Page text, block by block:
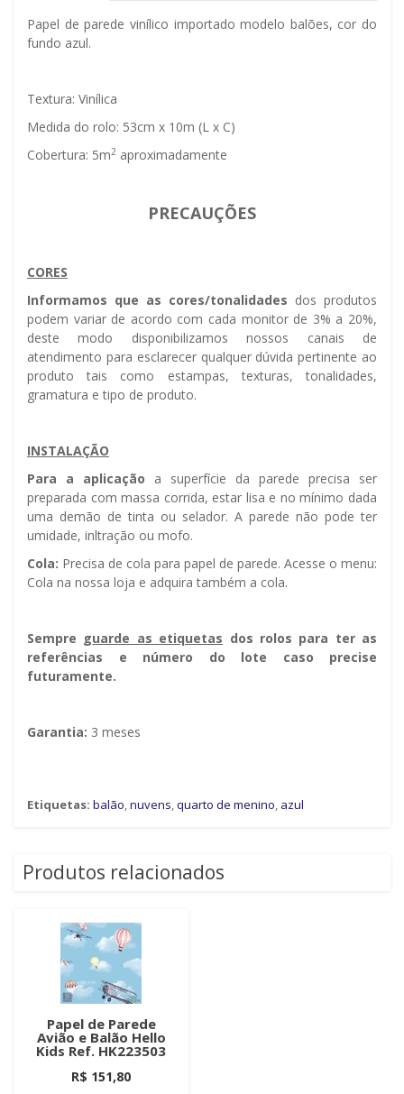
Papel de parede vinílico importado modelo balões, cor do
fundo azul.
Textura: Vinílica
Medida do rolo: 53cm x 10m (L x C)
Cobertura: 5m2 aproximadamente
PRECAUÇÕES
CORES
Informamos que as cores/tonalidades dos produtos
podem variar de acordo com cada monitor de 3% a 20%,
deste modo disponibilizamos nossos canais de
atendimento para esclarecer qualquer dúvida pertinente ao
produto tais como estampas, texturas, tonalidades,
gramatura e tipo de produto.
INSTALAÇÃO
Para a aplicação a superfície da parede precisa ser
preparada com massa corrida, estar lisa e no mínimo dada
uma demão de tinta ou selador. A parede não pode ter
umidade, infiltração ou mofo.
Cola: Precisa de cola para papel de parede. Acesse o menu:
Cola na nossa loja e adquira também a cola.
Sempre guarde as etiquetas dos rolos para ter as
referências e número do lote caso precise
futuramente.
Garantia: 3 meses
Etiquetas: balão,nuvens,quarto de menino, azul
Produtos relacionados
Papel de Parede
Avião e Balão Hello
Kids Ref. HK223503
R$ 151,80